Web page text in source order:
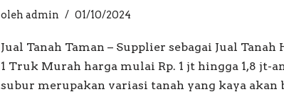
oleh admin 01/10/2024
Jual Tanah Taman – Supplier sebagai Jual Tanah
1 Truk Murah harga mulai Rp. 1 jt hingga 1,8 jt-
subur merupakan variasi tanah yang kaya akan